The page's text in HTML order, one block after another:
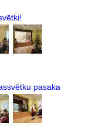
pasaka